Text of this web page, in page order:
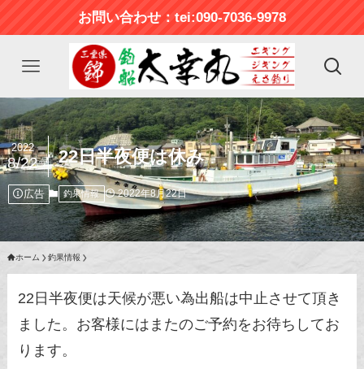
お問い合わせ：tei:090-7036-9978
22日半夜便は休み
2022
8/22
広告 釣果情報 2022年8月22日
ホーム 釣果情報
22日半夜便は天候が悪い為出船は中止させて頂き
ました。お客様にはまたのご予約をお待ちしてお
ります。